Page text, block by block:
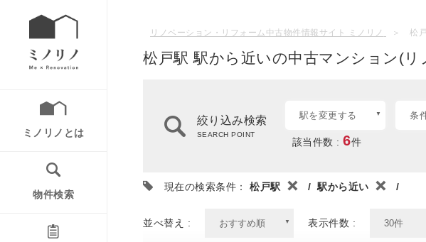
ミノリノとは
物件検索
リノベーション・リフォーム中古物件情報サイト ミノリノ 松
松戸駅 駅から近いの中古マンション(
絞り込み検索
SEARCH POINT
駅を変更する 条
該当件数 : 6件
現在の検索条件： 松戸駅 / 駅から近い /
並べ替え : 表示件数 :